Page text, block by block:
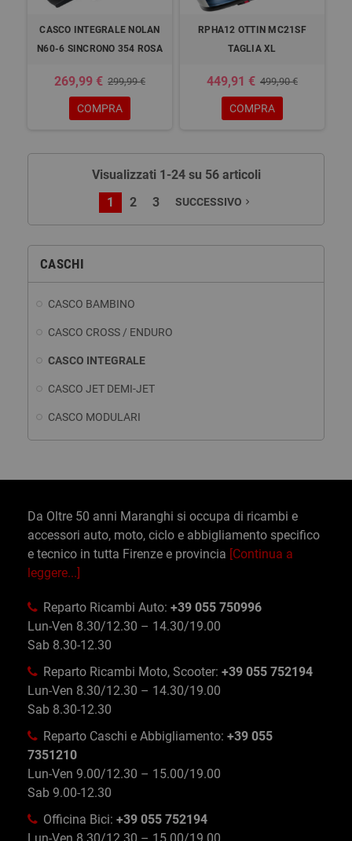
CASCHI
CASCO BAMBINO
CASCO CROSS / ENDURO
CASCO INTEGRALE
CASCO JET DEMI-JET
CASCO MODULARI
CASCO INTEGRALE NOLAN
N60-6 SINCRONO 354 ROSA
269,99 € 299,99 €
COMPRA
RPHA12 OTTIN MC21SF
TAGLIA XL
449,91 € 499,90 €
COMPRA
Visualizzati 1-24 su 56 articoli
1
2 3 SUCCESSIVO navigate_next
Da Oltre 50 anni Maranghi si occupa di ricambi e
accessori auto, moto, ciclo e abbigliamento specifico
e tecnico in tutta Firenze e provincia [Continua a
leggere...]
Reparto Ricambi Auto: +39 055 750996
Lun-Ven 8.30/12.30 – 14.30/19.00
Sab 8.30-12.30
Reparto Ricambi Moto, Scooter: +39 055 752194
Lun-Ven 8.30/12.30 – 14.30/19.00
Sab 8.30-12.30
Reparto Caschi e Abbigliamento: +39 055
7351210
Lun-Ven 9.00/12.30 – 15.00/19.00
Sab 9.00-12.30
Officina Bici: +39 055 752194